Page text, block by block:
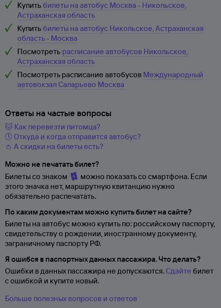
Купить билеты на автобус Москва - Никольское,
Астраханская область
Купить билеты на автобус Никольское, Астраханская
область - Москва
Посмотреть расписание автобусов Никольское,
Астраханская область
Посмотреть расписание автобусов Международный
автовокзал Саларьево Москва
Ответы на частые вопросы
🐱 Как перевезти питомца?
🕔 Откуда и когда отправится автобус?
👛 А скидки на билеты есть?
Можно не печатать билет?
Билеты со знаком
можно показать со смартфона. Если
этого значка нет, маршрутную квитанцию нужно
обязательно распечатать.
По каким документам можно купить билет на сайте?
Билеты на автобус можно купить по: российскому паспорту,
свидетельству о рождении, иностранному документу,
заграничному паспорту РФ.
Я ошибся в паспортных данных пассажира. Что делать?
Ошибки в данных пассажира не допускаются. Сдайте билет
с ошибкой и купите новый.
Больше полезных вопросов и ответов